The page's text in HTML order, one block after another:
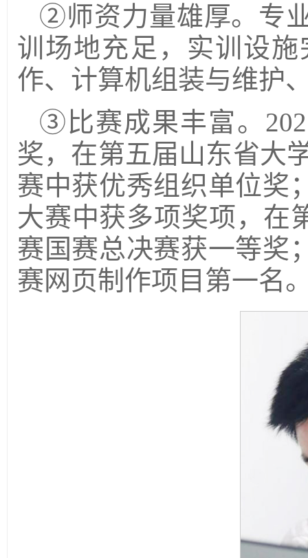
②师资力量雄厚。专
训场地充足，实训设
作、计算机组装与维护
③比赛成果丰富。
奖，在第五届山东省大
赛中获优秀组织单位奖
大赛中获多项奖项，在
赛国赛总决赛获一等奖
赛网页制作项目第一名